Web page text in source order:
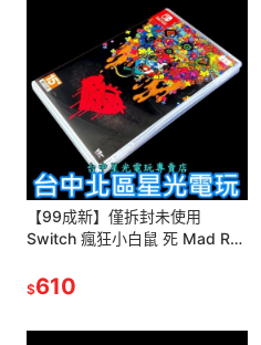
【99成新】僅拆封未使用
Switch 瘋狂小白鼠 死 Mad Rat
$610